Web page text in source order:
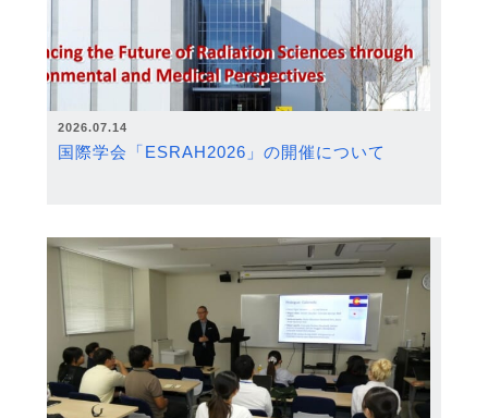
2026.07.14
国際学会「ESRAH2026」の開催について